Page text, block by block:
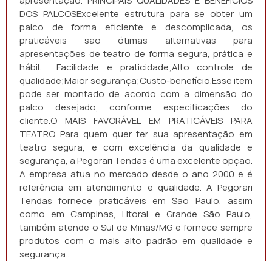
DOS PALCOSExcelente estrutura para se obter um
palco de forma eficiente e descomplicada, os
praticáveis são ótimas alternativas para
apresentações de teatro de forma segura, prática e
hábil. Facilidade e praticidade;Alto controle de
qualidade;Maior segurança;Custo-benefício.Esse item
pode ser montado de acordo com a dimensão do
palco desejado, conforme especificações do
cliente.O MAIS FAVORÁVEL EM PRATICÁVEIS PARA
TEATRO Para quem quer ter sua apresentação em
teatro segura, e com excelência da qualidade e
segurança, a Pegorari Tendas é uma excelente opção.
A empresa atua no mercado desde o ano 2000 e é
referência em atendimento e qualidade. A Pegorari
Tendas fornece praticáveis em São Paulo, assim
como em Campinas, Litoral e Grande São Paulo,
também atende o Sul de Minas/MG e fornece sempre
produtos com o mais alto padrão em qualidade e
segurança..